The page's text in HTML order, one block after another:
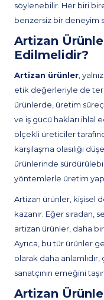
söylenebilir. Her biri
benzersiz bir deneyim
Artizan
Edilmelidir?
Artizan ürünler ,
etik değerleriyle de
ürünlerde, üretim
ve iş gücü hakları ihlal
ölçekli üreticiler
karşılaşma olasılığı
ürünlerinde
yöntemlerle üretim
Artizan ürünler, kişisel
kazanır. Eğer sıradan,
artizan ürünler, daha
Ayrıca, bu tür ürünler
olarak daha anlamlıdır,
sanatçının emeğini taşır.
Artizan